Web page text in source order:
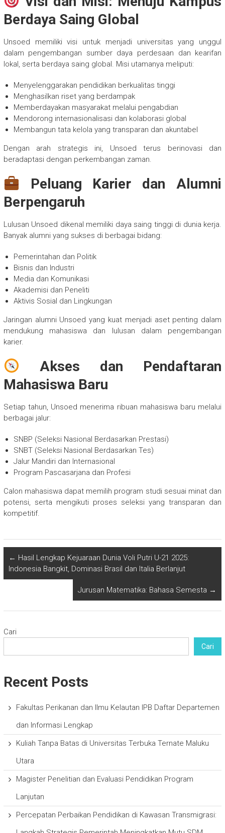
Berdaya Saing Global
Unsoed memiliki visi untuk menjadi universitas yang unggul
dalam pengembangan sumber daya perdesaan dan kearifan
lokal, serta berdaya saing global. Misi utamanya meliputi:
Menyelenggarakan pendidikan berkualitas tinggi
Menghasilkan riset yang berdampak
Memberdayakan masyarakat melalui pengabdian
Mendorong internasionalisasi dan kolaborasi global
Membangun tata kelola yang transparan dan akuntabel
Dengan arah strategis ini, Unsoed terus berinovasi dan
beradaptasi dengan perkembangan zaman.
Peluang Karier dan Alumni
Berpengaruh
Lulusan Unsoed dikenal memiliki daya saing tinggi di dunia kerja.
Banyak alumni yang sukses di berbagai bidang:
Pemerintahan dan Politik
Bisnis dan Industri
Media dan Komunikasi
Akademisi dan Peneliti
Aktivis Sosial dan Lingkungan
Jaringan alumni Unsoed yang kuat menjadi aset penting dalam
mendukung mahasiswa dan lulusan dalam pengembangan
karier.
Akses dan Pendaftaran
Mahasiswa Baru
Setiap tahun, Unsoed menerima ribuan mahasiswa baru melalui
berbagai jalur:
SNBP (Seleksi Nasional Berdasarkan Prestasi)
SNBT (Seleksi Nasional Berdasarkan Tes)
Jalur Mandiri dan Internasional
Program Pascasarjana dan Profesi
Calon mahasiswa dapat memilih program studi sesuai minat dan
potensi, serta mengikuti proses seleksi yang transparan dan
kompetitif.
← Hasil Lengkap Kejuaraan Dunia Voli Putri U-21 2025:
Indonesia Bangkit, Dominasi Brasil dan Italia Berlanjut
Jurusan Matematika: Bahasa Semesta →
Cari
Cari
Recent Posts
Fakultas Perikanan dan Ilmu Kelautan IPB Daftar Departemen
dan Informasi Lengkap
Kuliah Tanpa Batas di Universitas Terbuka Ternate Maluku
Utara
Magister Penelitian dan Evaluasi Pendidikan Program
Lanjutan
Percepatan Perbaikan Pendidikan di Kawasan Transmigrasi: